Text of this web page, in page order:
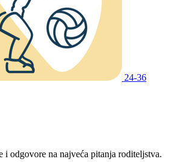
24-36
i odgovore na najveća pitanja roditeljstva.